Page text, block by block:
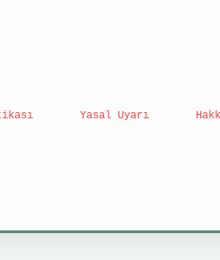
Yasal Uyarı